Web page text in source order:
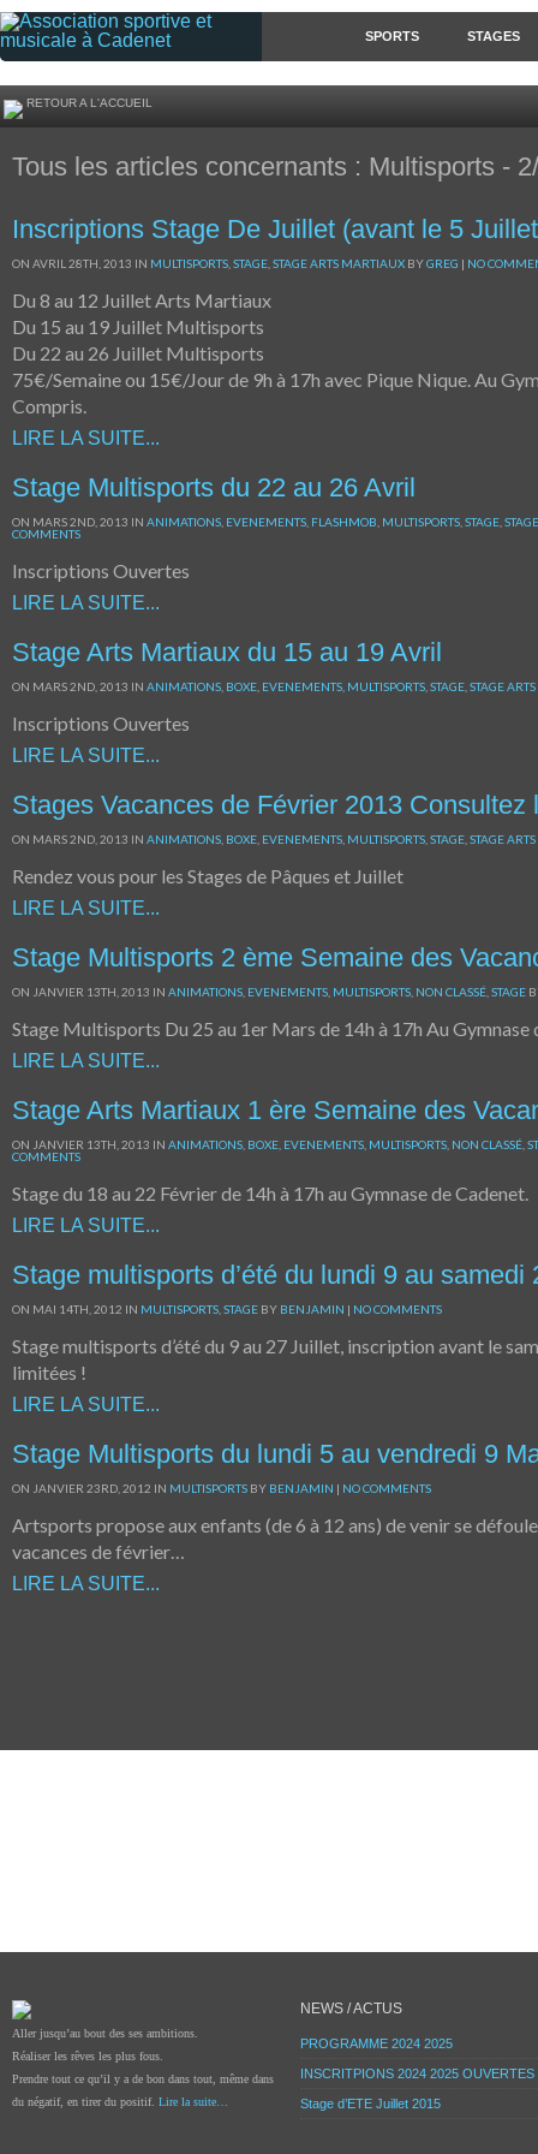
SPORTS STAGES
RETOUR A L'ACCUEIL
Tous les articles concernants : Multisports -
Inscriptions Stage De Juillet (avant le 5
ON AVRIL 28TH, 2013 IN MULTISPORTS STAGE STAGE ARTS MARTIAUX BYGREG | NO
Du 8 au 12 Juillet Arts Martiaux
Du 15 au 19 Juillet Multisports
Du 22 au 26 Juillet Multisports
75€/Semaine ou 15€/Jour de 9h à 17h avec Pique Nique. Au
Compris.
LIRE LA SUITE...
Stage Multisports du 22 au 26 Avril
ON MARS 2ND, 2013 IN ANIMATIONS EVENEMENTS FLASHMOB MULTISPORTS STAGE
COMMENTS
Inscriptions Ouvertes
LIRE LA SUITE...
Stage Arts Martiaux du 15 au 19 Avril
ON MARS 2ND, 2013 IN ANIMATIONS BOXE EVENEMENTS MULTISPORTS STAGE STAGE
Inscriptions Ouvertes
LIRE LA SUITE...
Stages Vacances de Février 2013 Consultez
ON MARS 2ND, 2013 IN ANIMATIONS BOXE EVENEMENTS MULTISPORTS STAGE STAGE
Rendez vous pour les Stages de Pâques et Juillet
LIRE LA SUITE...
Stage Multisports 2 ème Semaine des
ON JANVIER 13TH, 2013 IN ANIMATIONS EVENEMENTS MULTISPORTS NON CLASSÉ STAGE
Stage Multisports Du 25 au 1er Mars de 14h à 17h Au Gymnase
LIRE LA SUITE...
Stage Arts Martiaux 1 ère Semaine des
ON JANVIER 13TH, 2013 IN ANIMATIONS BOXE EVENEMENTS MULTISPORTS NON CLASSÉ
COMMENTS
Stage du 18 au 22 Février de 14h à 17h au Gymnase de Cadenet.
LIRE LA SUITE...
Stage multisports d’été du lundi 9 au samedi
ON MAI 14TH, 2012 IN MULTISPORTS STAGE BY BENJAMIN | NO COMMENTS
Stage multisports d’été du 9 au 27 Juillet, inscription avant le
limitées !
LIRE LA SUITE...
Stage Multisports du lundi 5 au vendredi 9
ON JANVIER 23RD, 2012 IN MULTISPORTS BY BENJAMIN | NO COMMENTS
Artsports propose aux enfants (de 6 à 12 ans) de venir se
vacances de février…
LIRE LA SUITE...
Aller jusqu’au bout des ses ambitions.
Réaliser les rêves les plus fous.
Prendre tout ce qu’il y a de bon dans tout, même dans
du négatif, en tirer du positif. Lire la suite…
NEWS / ACTUS
PROGRAMME 2024 2025
INSCRITPIONS 2024 2025 OUVERTES
Stage d’ETE Juillet 2015